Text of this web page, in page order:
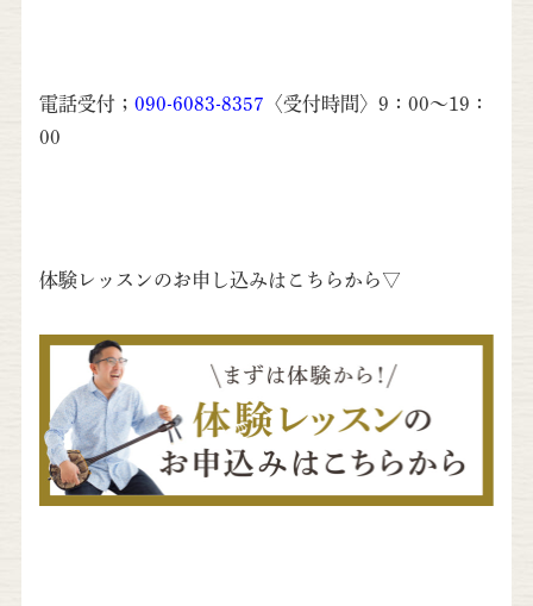
電話受付； 090-6083-8357 〈受付時間〉9：00～19：
00
体験レッスンのお申し込みはこちらから▽